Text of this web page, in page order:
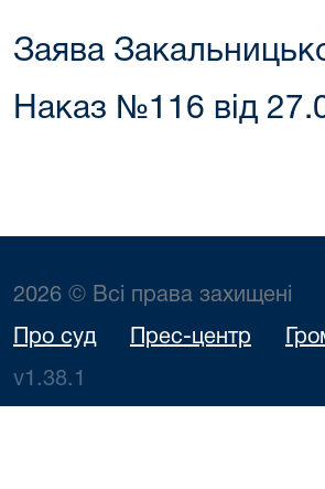
Заява
Наказ №116 від
2026 © Всі права захищені
Про суд Прес-центр
v1.38.1